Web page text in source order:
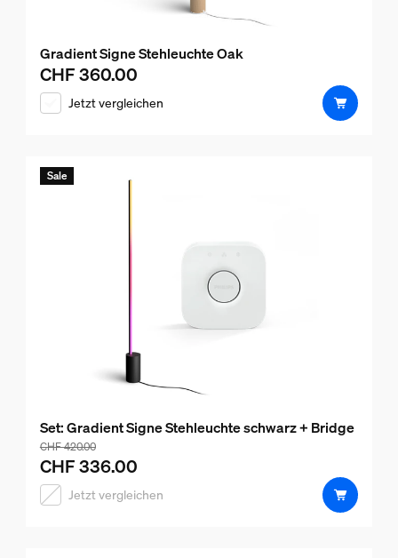
Gradient Signe Stehleuchte Oak
Aktueller Preis ist CHF 360.00
CHF 360.00
Jetzt vergleichen
Sale
Set: Gradient Signe Stehleuchte schwarz + Bridge
Der Preis des Pakets beträgt CHF 336.00, der Preis der
CHF 420.00
CHF 336.00
Jetzt vergleichen